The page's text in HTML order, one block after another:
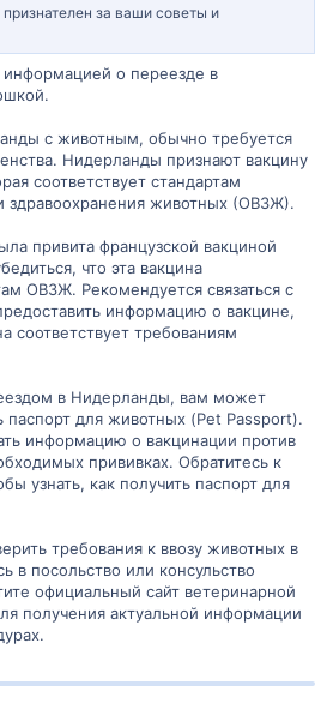
признателен за ваши советы и
о переезде в
с животным, обычно требуется
Нидерланды признают вакцину
соответствует стандартам
здравоохранения животных (ОВЗЖ).
привита французской вакциной
что эта вакцина
ОВЗЖ. Рекомендуется связаться с
информацию о вакцине,
соответствует требованиям
в Нидерланды, вам может
паспорт для животных (Pet Passport).
информацию о вакцинации против
прививках. Обратитесь к
узнать, как получить паспорт для
требования к ввозу животных в
в посольство или консульство
официальный сайт ветеринарной
получения актуальной информации